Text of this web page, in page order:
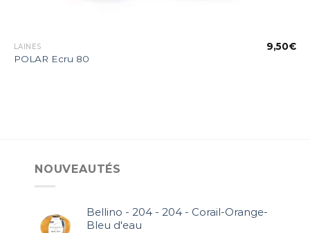
LAINES
POLAR Ecru 80
9,50€
NOUVEAUTÉS
Bellino - 204 - 204 - Corail-Orange-
Bleu d'eau